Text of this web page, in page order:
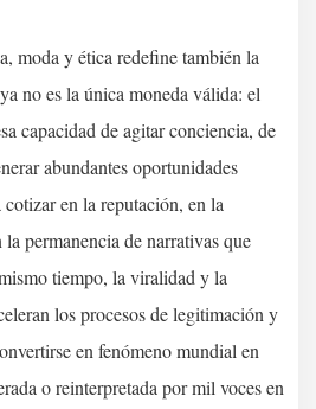
moda y ética redefine también la
no es la única moneda válida: el
capacidad de agitar conciencia, de
abundantes oportunidades
en la reputación, en la
permanencia de narrativas que
tiempo, la viralidad y la
los procesos de legitimación y
en fenómeno mundial en
o reinterpretada por mil voces en